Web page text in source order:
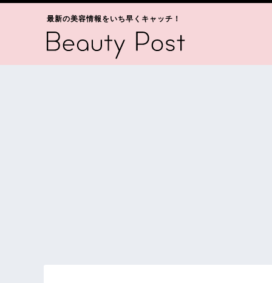
最新の美容情報をいち早くキャッチ！